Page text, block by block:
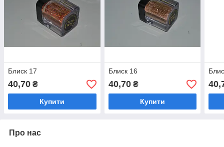
Блиск 17
40,70 ₴
Купити
Блиск 16
40,70₴
Купити
Про нас